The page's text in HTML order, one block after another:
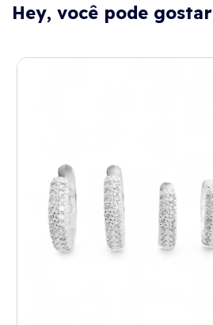
Hey, você pode gostar